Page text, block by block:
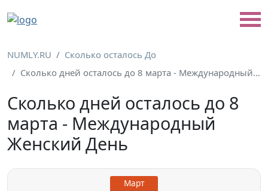
NUMLY.RU
Сколько осталось До
Сколько дней осталось до 8 марта - Международный Женский День
Сколько дней осталось до 8
марта - Международный
Женский День
Март